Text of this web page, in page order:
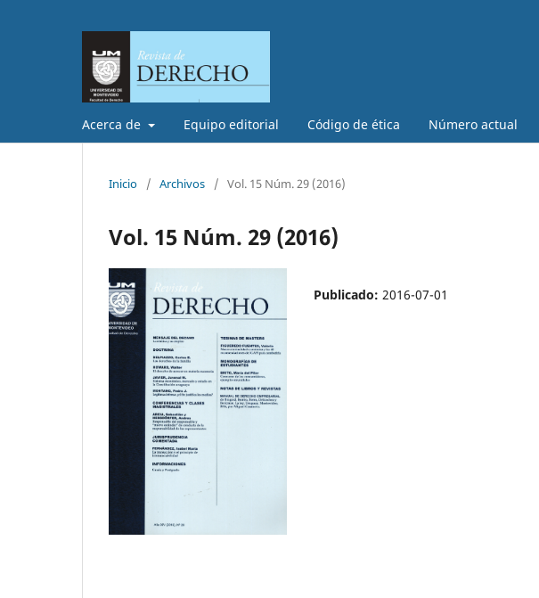
Acerca de Equipo editorial Código de ética Número actual
Inicio / Archivos / Vol. 15 Núm. 29 (2016)
Vol. 15 Núm. 29 (2016)
Publicado: 2016-07-01